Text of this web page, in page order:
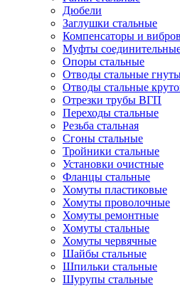
Дюбели
Заглушки стальные
Компенсаторы и
Муфты
Опоры стальные
Отводы стальные
Отводы стальные
Отрезки трубы ВГП
Переходы стальные
Резьба стальная
Сгоны стальные
Тройники стальные
Установки очистные
Фланцы стальные
Хомуты пластиковые
Хомуты проволочные
Хомуты ремонтные
Хомуты стальные
Хомуты червячные
Шайбы стальные
Шпильки стальные
Шурупы стальные